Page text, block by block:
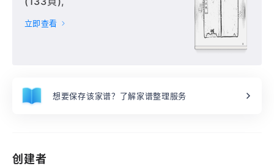
立即查看
想要保存该家谱？了解家谱整理服务
创建者